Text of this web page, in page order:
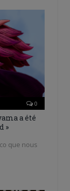
0
a été
»
que nous